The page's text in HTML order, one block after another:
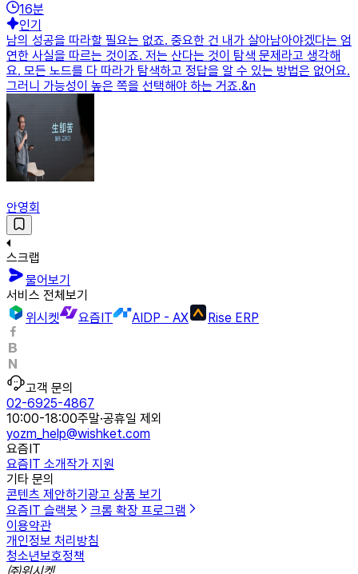
16분
인기
남의 성공을 따라할 필요는 없죠. 중요한 건 내가 살아남아야겠다는 엄
연한 사실을 따르는 것이죠. 저는 산다는 것이 탐색 문제라고 생각해
요. 모든 노드를 다 따라가 탐색하고 정답을 알 수 있는 방법은 없어요.
그러니 가능성이 높은 쪽을 선택해야 하는 거죠.&n
안영회
스크랩
물어보기
서비스 전체보기
위시켓
요즘IT AIDP - AX Rise ERP
고객 문의
02-6925-4867
10:00-18:00주말·공휴일 제외
yozm_help@wishket.com
요즘IT
요즘IT 소개작가 지원
기타 문의
콘텐츠 제안하기광고 상품 보기
요즘IT 슬랙봇
크롬 확장 프로그램
이용약관
개인정보 처리방침
청소년보호정책